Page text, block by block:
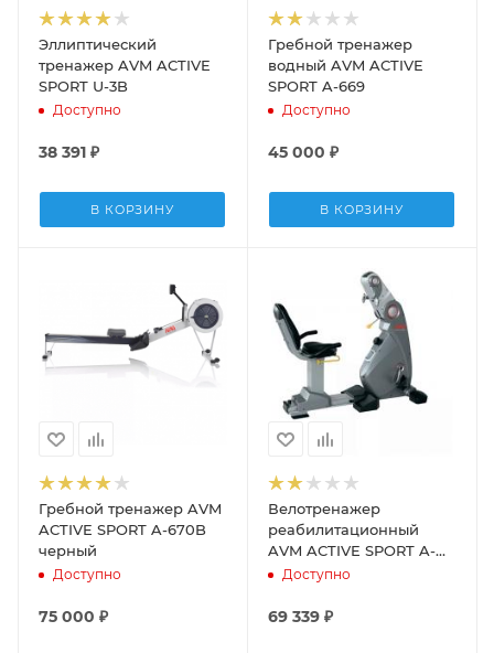
Эллиптический
тренажер AVM ACTIVE
SPORT U-3B
Доступно
38 391 ₽
В КОРЗИНУ
Гребной тренажер
водный AVM ACTIVE
SPORT A-669
Доступно
45 000 ₽
В КОРЗИНУ
Гребной тренажер AVM
ACTIVE SPORT A-670B
черный
Доступно
75 000 ₽
Велотренажер
реабилитационный
AVM ACTIVE SPORT A-
8723Доступно
69 339 ₽